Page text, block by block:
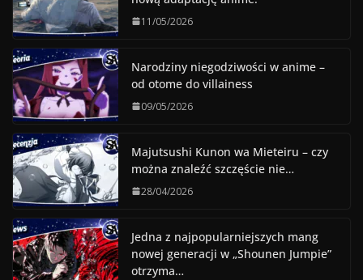
11/05/2026
Narodziny niegodziwości w anime –
od otome do villainess
09/05/2026
Majutsushi Kunon wa Mieteiru – czy
można znaleźć szczęście nie…
28/04/2026
Jedna z najpopularniejszych mang
nowej generacji w „Shounen Jumpie”
otrzyma…